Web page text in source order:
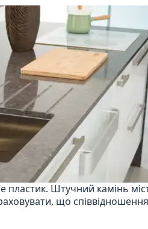
Штучний камінь
що